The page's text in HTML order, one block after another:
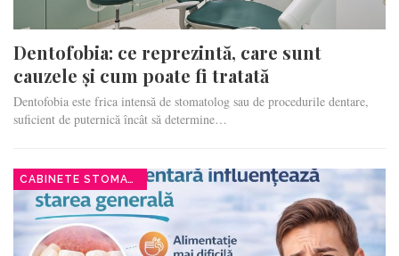
Dentofobia: ce reprezintă, care sunt
cauzele și cum poate fi tratată
Dentofobia este frica intensă de stomatolog sau de procedurile dentare,
suficient de puternică încât să determine…
CABINETE STOMATOLOGICE